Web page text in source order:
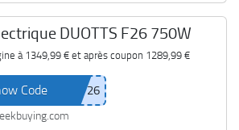
DUOTTS F26 750W
à 1349,99 €et après coupon 1289,99 €
Code